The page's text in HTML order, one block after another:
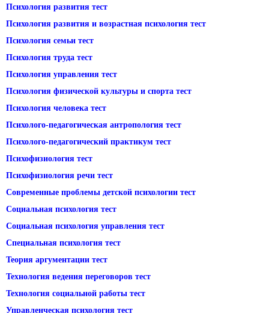
Психология развития тест
Психология развития и возрастная психология тест
Психология семьи тест
Психология труда тест
Психология управления тест
Психология физической культуры и спорта тест
Психология человека тест
Психолого-педагогическая антропология тест
Психолого-педагогический практикум тест
Психофизиология тест
Психофизиология речи тест
Современные проблемы детской психологии тест
Социальная психология тест
Социальная психология управления тест
Специальная психология тест
Теория аргументации тест
Технология ведения переговоров тест
Технология социальной работы тест
Управленческая психология тест